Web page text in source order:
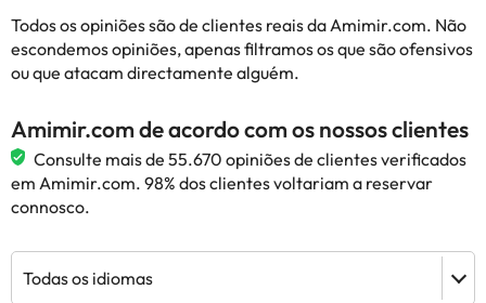
Todos os opiniões são de clientes reais da Amimir.com. Não
escondemos opiniões, apenas filtramos os que são ofensivos
ou que atacam directamente alguém.
Amimir.com de acordo com os nossos clientes
Consulte mais de 55.670 opiniões de clientes verificados
em Amimir.com. 98% dos clientes voltariam a reservar
connosco.